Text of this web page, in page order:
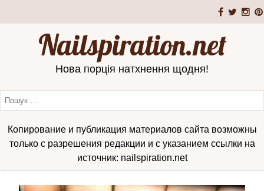
Nailspiration.net
Нова порція натхнення щодня!
Копирование и публикация материалов сайта возможны
только с разрешения редакции и с указанием ссылки на
источник: nailspiration.net